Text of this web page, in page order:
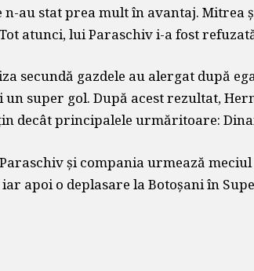
n-au stat prea mult în avantaj.
atunci, lui Paraschiv i-a fost
secundă gazdele au alergat după
super gol. După acest rezultat,
decât principalele urmăritoare:
și compania urmează
iar apoi o deplasare la Botoșani în